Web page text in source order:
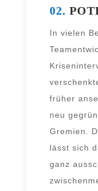
02.
In vie­len
frü­her
neu
Gremien.
lässt sich
ganz